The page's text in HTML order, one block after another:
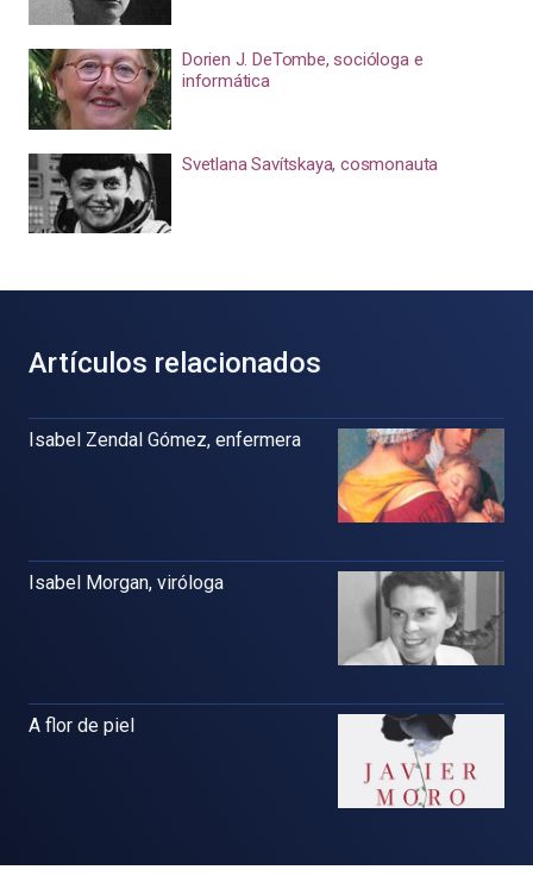
Dorien J. DeTombe, socióloga e
informática
Svetlana Savítskaya, cosmonauta
Artículos relacionados
Isabel Zendal Gómez, enfermera
Isabel Morgan, viróloga
A flor de piel